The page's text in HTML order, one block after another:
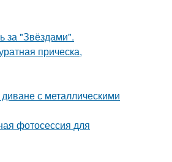
за "Звёздами".
прическа,
с металлическими
фотосессия для